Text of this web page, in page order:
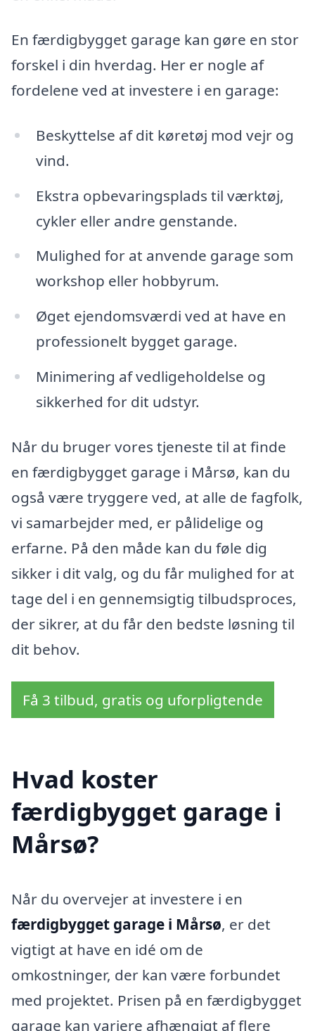
En færdigbygget garage kan gøre en stor
forskel i din hverdag. Her er nogle af
fordelene ved at investere i en garage:
Beskyttelse af dit køretøj mod vejr og
vind.
Ekstra opbevaringsplads til værktøj,
cykler eller andre genstande.
Mulighed for at anvende garage som
workshop eller hobbyrum.
Øget ejendomsværdi ved at have en
professionelt bygget garage.
Minimering af vedligeholdelse og
sikkerhed for dit udstyr.
Når du bruger vores tjeneste til at finde
en færdigbygget garage i Mårsø, kan du
også være tryggere ved, at alle de fagfolk,
vi samarbejder med, er pålidelige og
erfarne. På den måde kan du føle dig
sikker i dit valg, og du får mulighed for at
tage del i en gennemsigtig tilbudsproces,
der sikrer, at du får den bedste løsning til
dit behov.
Få 3 tilbud, gratis og uforpligtende
Hvad koster
færdigbygget garage i
Mårsø?
Når du overvejer at investere i en
færdigbygget garage i Mårsø, er det
vigtigt at have en idé om de
omkostninger, der kan være forbundet
med projektet. Prisen på en færdigbygget
garage kan variere afhængigt af flere